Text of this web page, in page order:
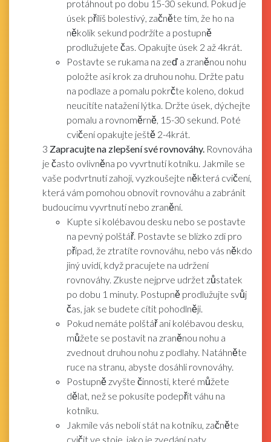
protáhnout po dobu 15-30 sekund. Pokud je
úsek příliš bolestivý, začněte tím, že ho na
několik sekund podržíte a postupně
prodlužujete čas. Opakujte úsek 2 až 4krát.
Postavte se rukama na zeď a zraněnou nohu
položte asi krok za druhou nohu. Držte patu
na podlaze a pomalu pokrčte koleno, dokud
neucítíte natažení lýtka. Držte úsek, dýchejte
pomalu a rovnoměrně, 15-30 sekund. Poté
cvičení opakujte ještě 2-4krát.
3 Zapracujte na zlepšení své rovnováhy. Rovnováha
je často ovlivněna po vyvrtnutí kotníku. Jakmile se
vaše podvrtnutí zahojí, vyzkoušejte některá cvičení,
která vám pomohou obnovit rovnováhu a zabránit
budoucímu vyvrtnutí nebo zranění.
Kupte si kolébavou desku nebo se postavte
na pevný polštář. Postavte se blízko zdi pro
případ, že ztratíte rovnováhu, nebo vás někdo
jiný uvidí, když pracujete na udržení
rovnováhy. Zkuste nejprve udržet zůstatek
po dobu 1 minuty. Postupně prodlužujte svůj
čas, jak se budete cítit pohodlněji.
Pokud nemáte polštář ani kolébavou desku,
můžete se postavit na zraněnou nohu a
zvednout druhou nohu z podlahy. Natáhněte
ruce na stranu, abyste dosáhli rovnováhy.
Postupně zvyšte činnosti, které můžete
dělat, než se pokusíte podepřít váhu na
kotníku.
Jakmile vás nebolí stát na kotníku, začněte
cvičit ve stoje, jako je zvedání paty,